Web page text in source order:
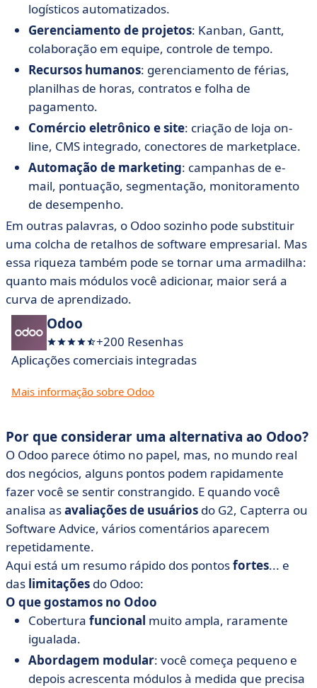
logísticos automatizados.
Gerenciamento de projetos: Kanban, Gantt,
colaboração em equipe, controle de tempo.
Recursos humanos: gerenciamento de férias,
planilhas de horas, contratos e folha de
pagamento.
Comércio eletrônico e site: criação de loja on-
line, CMS integrado, conectores de marketplace.
Automação de marketing: campanhas de e-
mail, pontuação, segmentação, monitoramento
de desempenho.
Em outras palavras, o Odoo sozinho pode substituir
uma colcha de retalhos de software empresarial. Mas
essa riqueza também pode se tornar uma armadilha:
quanto mais módulos você adicionar, maior será a
curva de aprendizado.
Odoo
+200 Resenhas
Aplicações comerciais integradas
Mais informação sobre Odoo
Por que considerar uma alternativa ao Odoo?
O Odoo parece ótimo no papel, mas, no mundo real
dos negócios, alguns pontos podem rapidamente
fazer você se sentir constrangido. E quando você
analisa asavaliações de usuários do G2, Capterra ou
Software Advice, vários comentários aparecem
repetidamente.
Aqui está um resumo rápido dos pontosfortes... e
das limitações do Odoo:
O que gostamos no Odoo
Cobertura funcional muito ampla, raramente
igualada.
Abordagem modular: você começa pequeno e
depois acrescenta módulos à medida que precisa